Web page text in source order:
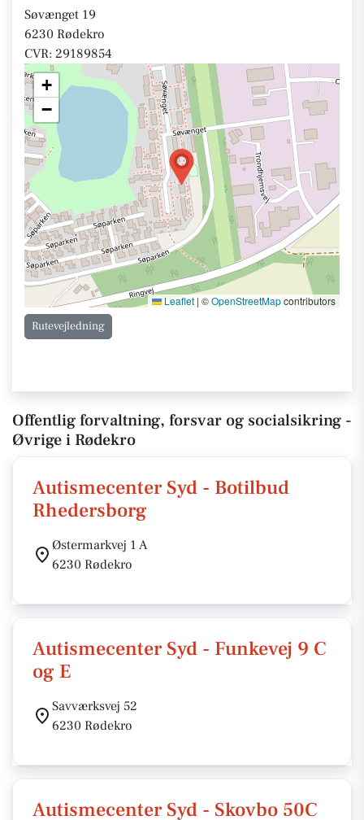
Søvænget 19
6230 Rødekro
CVR: 29189854
+
−
Leaflet | ©OpenStreetMapcontributors
Rutevejledning
Offentlig forvaltning, forsvar og socialsikring -
Øvrige i Rødekro
Autismecenter Syd - Botilbud
Rhedersborg
Østermarkvej 1 A
6230 Rødekro
Autismecenter Syd - Funkevej 9 C
og E
Savværksvej 52
6230 Rødekro
Autismecenter Syd - Skovbo 50C